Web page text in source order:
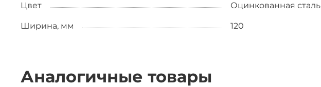
Цвет Оцинкованная сталь
Ширина, мм 120
Аналогичные товары